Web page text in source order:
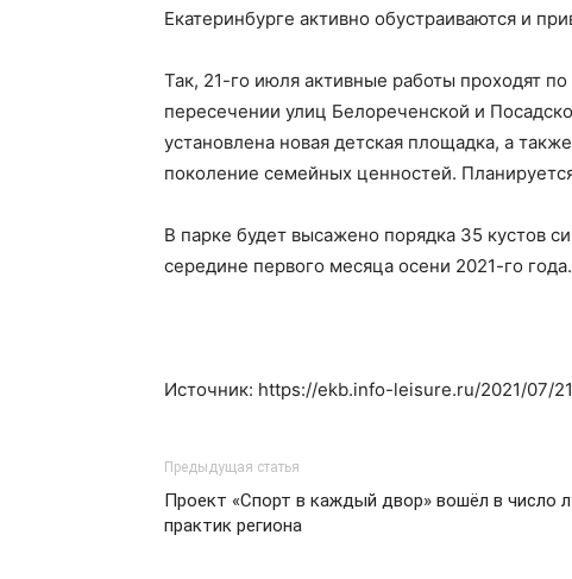
Екатеринбурге активно обустраиваются и
Так, 21-го июля активные работы проходят
пересечении улиц Белореченской и
установлена новая детская площадка, а
поколение семейных ценностей.
В парке будет высажено порядка 35 кустов
середине первого месяца осени 2021-го года.
Источник: https://ekb.info-leisure.ru/2021/07/
Предыдущая статья
Проект «Спорт в каждый двор» вошёл в число
практик региона